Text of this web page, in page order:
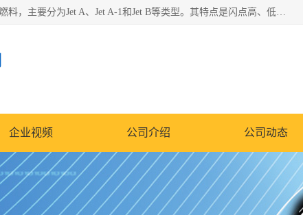
航空煤油（Jet Fuel）是专门为喷气式航空发动机设计的高纯度燃料，主要分为Jet A、Jet A-1和Jet B等类型。其特点是闪点高、低温流动性好，并添加了抗静电剂和抗氧化剂以确保飞行安全。航空煤油需
企业视频 公司介绍 公司动态